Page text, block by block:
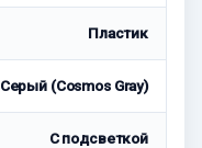
Пластик
Серый (Cosmos Gray)
C подсветкой